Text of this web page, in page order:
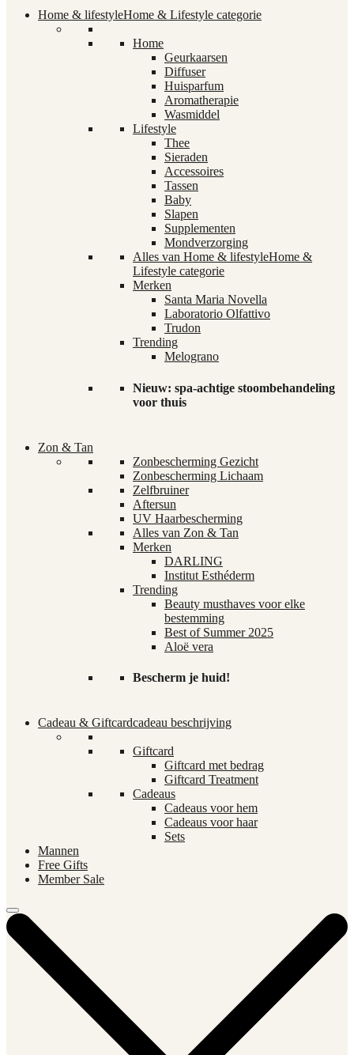
Home & lifestyleHome & Lifestyle categorie
Home
Geurkaarsen
Diffuser
Huisparfum
Aromatherapie
Wasmiddel
Lifestyle
Thee
Sieraden
Accessoires
Tassen
Baby
Slapen
Supplementen
Mondverzorging
Alles van Home & lifestyleHome &
Lifestyle categorie
Merken
Santa Maria Novella
Laboratorio Olfattivo
Trudon
Trending
Melograno
Nieuw: spa-achtige stoombehandeling
voor thuis
Zon & Tan
Zonbescherming Gezicht
Zonbescherming Lichaam
Zelfbruiner
Aftersun
UV Haarbescherming
Alles van Zon & Tan
Merken
DARLING
Institut Esthéderm
Trending
Beauty musthaves voor elke
bestemming
Best of Summer 2025
Aloë vera
Bescherm je huid!
Cadeau & Giftcardcadeau beschrijving
Giftcard
Giftcard met bedrag
Giftcard Treatment
Cadeaus
Cadeaus voor hem
Cadeaus voor haar
Sets
Mannen
Free Gifts
Member Sale